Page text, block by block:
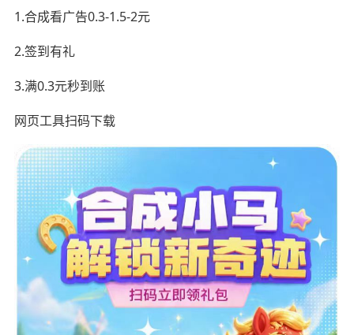
1.合成看广告0.3-1.5-2元
2.签到有礼
3.满0.3元秒到账
网页工具扫码下载